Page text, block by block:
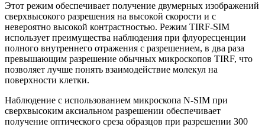
Этот режим обеспечивает получение двумерных изображений
сверхвысокого разрешения на высокой скорости и с
невероятно высокой контрастностью. Режим TIRF-SIM
использует преимущества наблюдения при флуоресценции
полного внутреннего отражения с разрешением, в два раза
превышающим разрешение обычных микроскопов TIRF, что
позволяет лучше понять взаимодействие молекул на
поверхности клетки.
Наблюдение с использованием микроскопа N-SIM при
сверхвысоким аксиальном разрешении обеспечивает
получение оптического среза образцов при разрешении 300